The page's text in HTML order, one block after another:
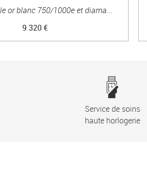
or blanc 750/1000e et diama...
9 320 €
Service de soins
haute horlogerie